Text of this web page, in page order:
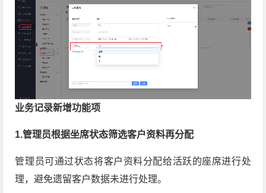
业务记录新增功能项
1.管理员根据坐席状态筛选客户资料再分配
管理员可通过状态将客户资料分配给活跃的座席进行处
理，避免遗留客户数据未进行处理。